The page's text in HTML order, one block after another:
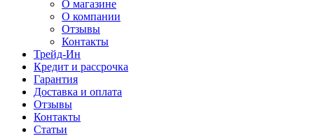
О магазине
О компании
Отзывы
Контакты
Трейд-Ин
Кредит и рассрочка
Гарантия
Доставка и оплата
Отзывы
Контакты
Статьи